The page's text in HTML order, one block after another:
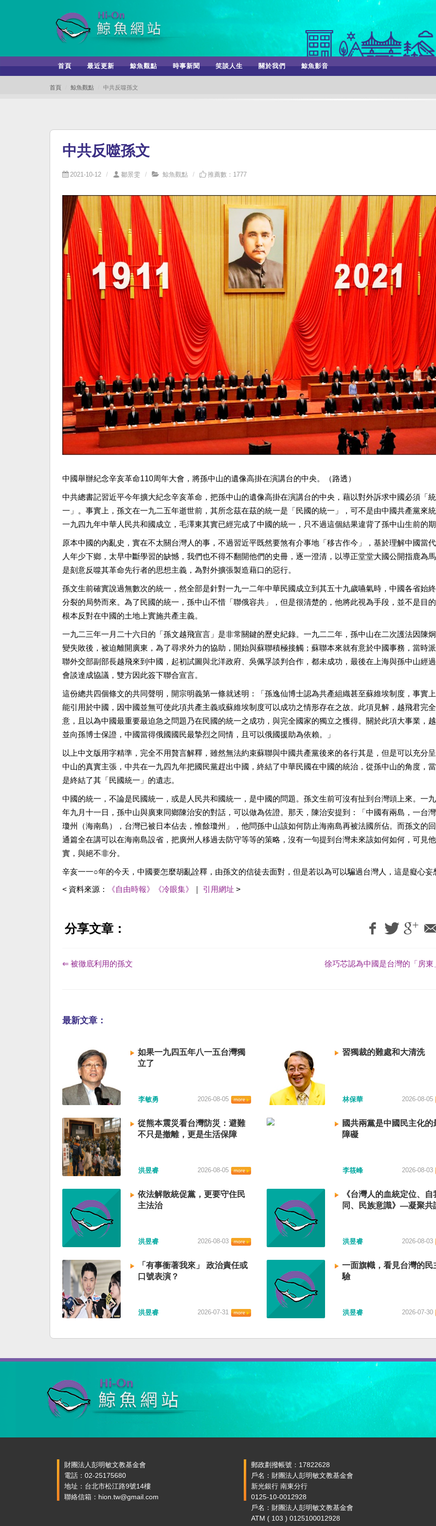
首頁 最近更新 鯨魚觀點 時事新聞 笑談人生 關於我們 鯨魚影音
首頁 鯨魚觀點 中共反噬孫文
中共反噬孫文
2021-10-12 鄒景雯 鯨魚觀點 推薦數：1777
中國舉辦紀念辛亥革命110周年大會，將孫中山的遺像高掛在演講台的中央。（路透）
中共總書記習近平今年擴大紀念辛亥革命，把孫中山的遺像高掛在演講台的中央，藉以對外訴求中國必須「統
一」。事實上，孫文在一九二五年逝世前，其所念茲在茲的統一是「民國的統一」，可不是由中國共產黨來
一九四九年中華人民共和國成立，毛澤東其實已經完成了中國的統一，只不過這個結果違背了孫中山生前的
原本中國的內亂史，實在不太關台灣人的事，不過習近平既然要煞有介事地「移古作今」，基於理解中國當
人年少下鄉，太早中斷學習的缺憾，我們也不得不翻開他們的史冊，逐一澄清，以導正堂堂大國公開指鹿為
是刻意反噬其革命先行者的思想主義，為對外擴張製造藉口的惡行。
孫文生前確實說過無數次的統一，然全部是針對一九一二年中華民國成立到其五十九歲嚥氣時，中國各省始
分裂的局勢而來。為了民國的統一，孫中山不惜「聯俄容共」，但是很清楚的，他將此視為手段，並不是目
根本反對在中國的土地上實施共產主義。
一九二三年一月二十六日的「孫文越飛宣言」是非常關鍵的歷史紀錄。一九二二年，孫中山在二次護法因陳
變失敗後，被迫離開廣東，為了尋求外力的協助，開始與蘇聯積極接觸；蘇聯本來就有意於中國事務，當時
聯外交部副部長越飛來到中國，起初試圖與北洋政府、吳佩孚談判合作，都未成功，最後在上海與孫中山經
會談達成協議，雙方因此簽下聯合宣言。
這份總共四個條文的共同聲明，開宗明義第一條就述明：「孫逸仙博士認為共產組織甚至蘇維埃制度，事實
能引用於中國，因中國並無可使此項共產主義或蘇維埃制度可以成功之情形存在之故。此項見解，越飛君完
意，且以為中國最重要最迫急之問題乃在民國的統一之成功，與完全國家的獨立之獲得。關於此項大事業，
並向孫博士保證，中國當得俄國國民最摯烈之同情，且可以俄國援助為依賴。」
以上中文版用字精準，完全不用贅言解釋，雖然無法約束蘇聯與中國共產黨後來的各行其是，但是可以充分
中山的真實主張，中共在一九四九年把國民黨趕出中國，終結了中華民國在中國的統治，從孫中山的角度，
是終結了其「民國統一」的遺志。
中國的統一，不論是民國統一，或是人民共和國統一，是中國的問題。孫文生前可沒有扯到台灣頭上來。一
年九月十一日，孫中山與廣東同鄉陳治安的對話，可以做為佐證。那天，陳治安提到：「中國有兩島，一台
瓊州（海南島），台灣已被日本佔去，惟餘瓊州」，他問孫中山該如何防止海南島再被法國所佔。而孫文的
通篇全在講可以在海南島設省，把廣州人移過去防守等等的策略，沒有一句提到台灣未來該如何如何，可見
實，與絕不非分。
辛亥一一○年的今天，中國要怎麼胡亂詮釋，由孫文的信徒去面對，但是若以為可以騙過台灣人，這是癡心妄
< 資料來源： 《自由時報》《冷眼集》 引用網址 >
分享文章：
⇐ 被徹底利用的孫文 徐巧芯認為中國是台灣的「房
最新文章：
如果一九四五年八一五台灣獨
立了
李敏勇 2026-08-05
習獨裁的難處和大清洗
林保華 2026-08-05
從熊本震災看台灣防災：避難
不只是撤離，更是生活保障
洪昱睿 2026-08-05
國共兩黨是中國民主化的
障礙
李筱峰 2026-08-03
依法解散統促黨，更要守住民
主法治
洪昱睿 2026-08-03
《台灣人的血統定位、自
同、民族意識》—凝聚共
洪昱睿 2026-08-03
「有事衝著我來」 政治責任或
口號表演？
洪昱睿 2026-07-31
一面旗幟，看見台灣的民
驗
洪昱睿 2026-07-30
財團法人彭明敏文教基金會
電話：02-25175680
地址：台北市松江路9號14樓
聯絡信箱：hion.tw@gmail.com
郵政劃撥帳號：17822628
戶名：財團法人彭明敏文教基金會
新光銀行 南東分行
0125-10-0012928
戶名：財團法人彭明敏文教基金會
ATM ( 103 ) 0125100012928